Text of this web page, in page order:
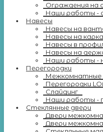
Ограждения на
Наши работы -
Навесы
Навесы на
Навесы на
Навесы в
Навесы на
Наши работы -
Перегородки
Межкомнатные
Перегородки
Слайдинг
Наши работы -
Стеклянные двери
Двери
Двери